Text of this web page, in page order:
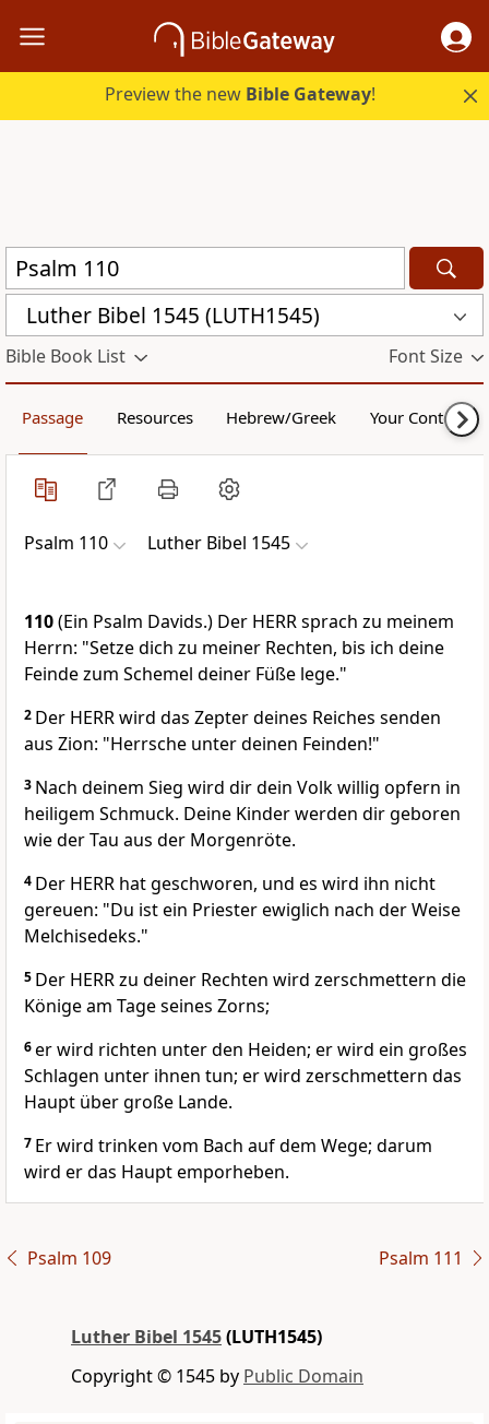
Preview the new Bible Gateway!
Luther Bibel 1545 (LUTH1545)
Bible Book List Font Size
Passage Resources Hebrew/Greek Your Content
Psalm 110 Luther Bibel 1545
110(Ein Psalm Davids.) Der HERR sprach zu meinem
Herrn: "Setze dich zu meiner Rechten, bis ich deine
Feinde zum Schemel deiner Füße lege."
2 Der HERR wird das Zepter deines Reiches senden
aus Zion: "Herrsche unter deinen Feinden!"
3 Nach deinem Sieg wird dir dein Volk willig opfern in
heiligem Schmuck. Deine Kinder werden dir geboren
wie der Tau aus der Morgenröte.
4 Der HERR hat geschworen, und es wird ihn nicht
gereuen: "Du ist ein Priester ewiglich nach der Weise
Melchisedeks."
5 Der HERR zu deiner Rechten wird zerschmettern die
Könige am Tage seines Zorns;
6er wird richten unter den Heiden; er wird ein großes
Schlagen unter ihnen tun; er wird zerschmettern das
Haupt über große Lande.
7 Er wird trinken vom Bach auf dem Wege; darum
wird er das Haupt emporheben.
Psalm 109 Psalm 111
Luther Bibel 1545(LUTH1545)
Copyright © 1545 by Public Domain